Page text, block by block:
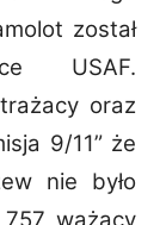
został
USAF.
oraz
9/11” że
nie było
757 ważący